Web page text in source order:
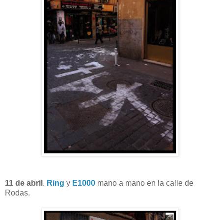
11 de abril . Ring y E1000 mano a mano en la calle de
Rodas.